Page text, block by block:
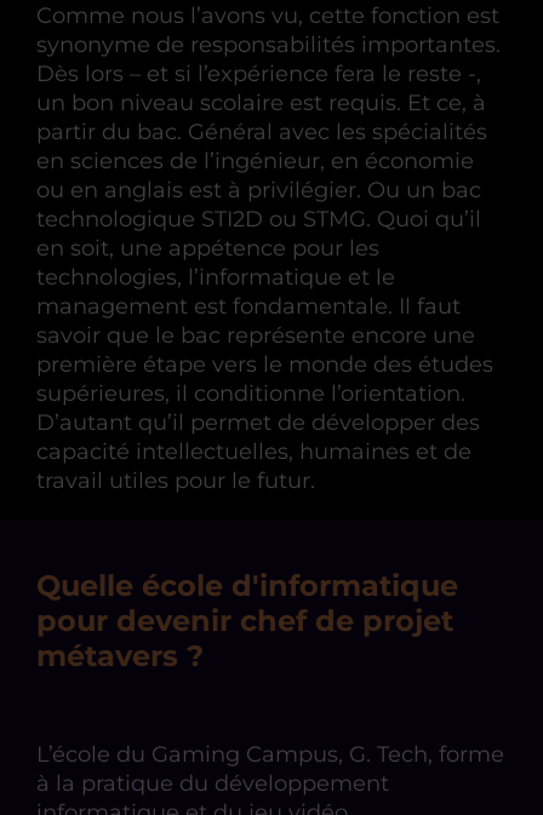
Comme nous l’avons vu, cette fonction est
synonyme de responsabilités importantes.
Dès lors – et si l’expérience fera le reste -,
un bon niveau scolaire est requis. Et ce, à
partir du bac. Général avec les spécialités
en sciences de l’ingénieur, en économie
ou en anglais est à privilégier. Ou un bac
technologique STI2D ou STMG. Quoi qu’il
en soit, une appétence pour les
technologies, l’informatique et le
management est fondamentale. Il faut
savoir que le bac représente encore une
première étape vers le monde des études
supérieures, il conditionne l’orientation.
D’autant qu’il permet de développer des
capacité intellectuelles, humaines et de
travail utiles pour le futur.
Quelle école d'informatique
pour devenir chef de projet
métavers ?
L’école du Gaming Campus, G. Tech, forme
à la pratique du développement